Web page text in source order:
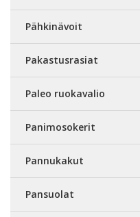
Pähkinävoit
Pakastusrasiat
Paleo ruokavalio
Panimosokerit
Pannukakut
Pansuolat